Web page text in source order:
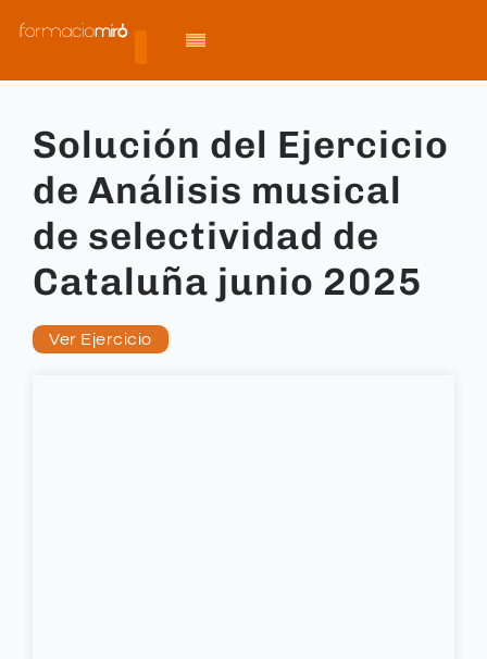
Solución del Ejercicio
de Análisis musical
de selectividad de
Cataluña junio 2025
Ver Ejercicio